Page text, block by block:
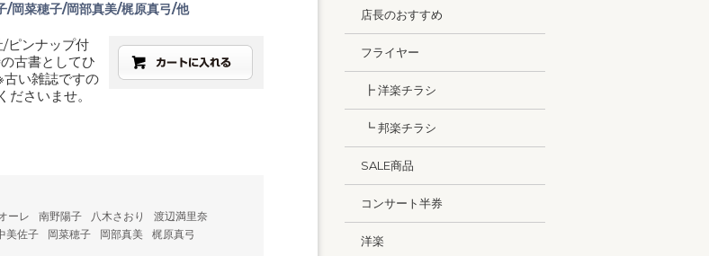
/岡菜穂子/岡部真美/梶原真弓/他
ピンナップ付
古書としてひ
い雑誌ですの
さいませ。
ーレ 南野陽子 八木さおり
渡辺満里奈
美佐子 岡菜穂子 岡部真美 梶原真弓
店長のおすすめ
フライヤー
┣ 洋楽チラシ
┗ 邦楽チラシ
SALE商品
コンサート半券
洋楽